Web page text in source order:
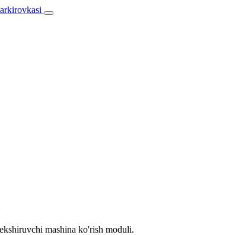
mashina ko'rish moduli.